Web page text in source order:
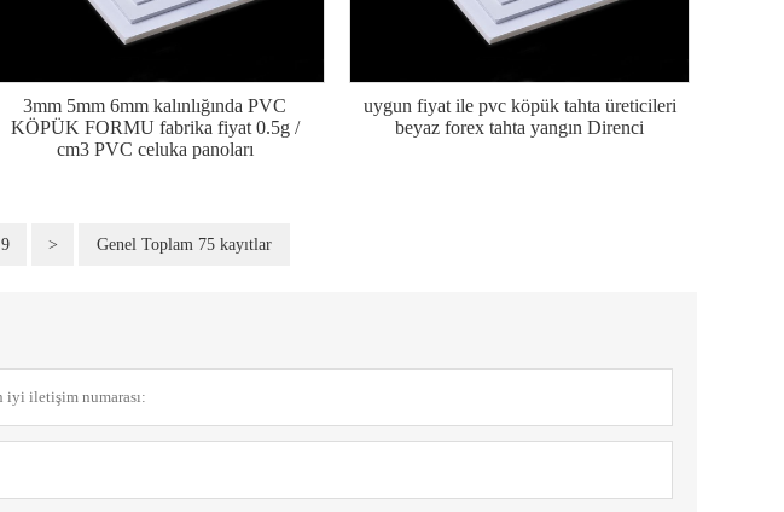
3mm 5mm 6mm kalınlığında PVC
KÖPÜK FORMU fabrika fiyat 0.5g /
cm3 PVC celuka panoları
uygun fiyat ile pvc köpük tahta üreticileri
beyaz forex tahta yangın Direnci
9 > Genel Toplam 75 kayıtlar